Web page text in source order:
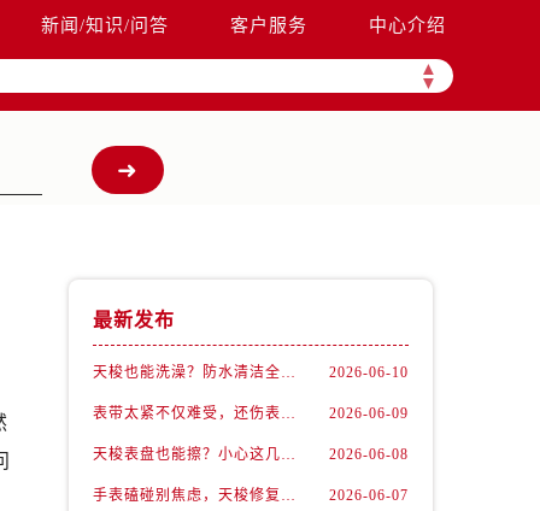
新闻/知识/问答 客户服务 中心介绍
▲
▼
最新发布
天梭也能洗澡？防水清洁全攻略 2026-06-10
表带太紧不仅难受，还伤表！天梭佩戴优化技巧 2026-06-09
天梭表盘也能擦？小心这几点才不伤机芯 2026-06-08
手表磕碰别焦虑，天梭修复有妙招 2026-06-07